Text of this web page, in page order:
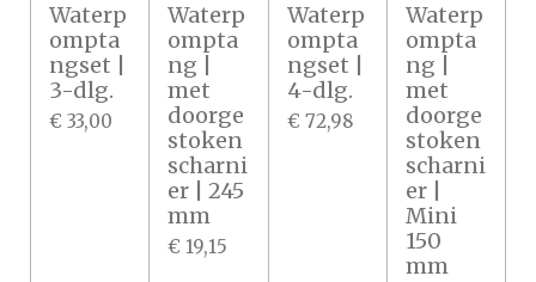
Waterp
ompta
ngset |
3-dlg.
€ 33,00
Waterp
ompta
ng |
met
doorge
stoken
scharni
er | 245
mm
€ 19,15
Waterp
ompta
ngset |
4-dlg.
€ 72,98
Waterp
ompta
ng |
met
doorge
stoken
scharni
er |
Mini
150
mm